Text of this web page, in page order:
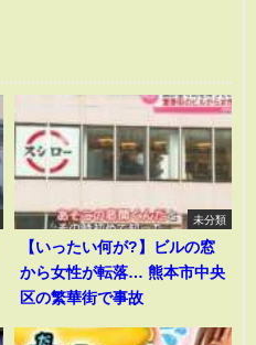
未分類
【いったい何が?】ビルの窓
から女性が転落… 熊本市中央
区の繁華街で事故